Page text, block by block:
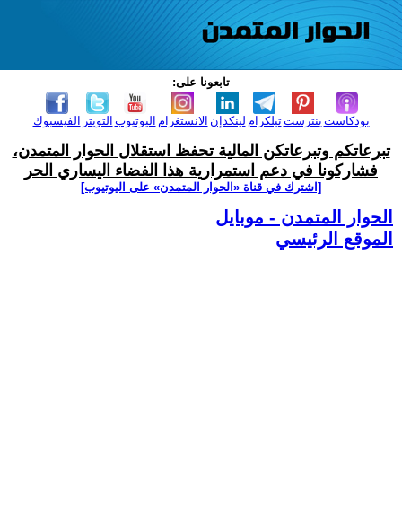
تابعونا على:
الفيسبوك التويتر اليوتيوب الانستغرام لينكدإن تيلكرامبنترست بودكاست
تبرعاتكم وتبرعاتكن المالية تحفظ استقلال الحوار المتمدن،
فشاركونا في دعم استمرارية هذا الفضاء اليساري الحر
[اشترك في قناة ‫«الحوار المتمدن» على اليوتيوب]
الحوار المتمدن - موبايل
الموقع الرئيسي